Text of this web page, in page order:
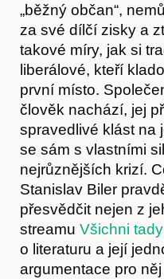
„běžný občan“,
za své dílčí zisky a
takové míry, jak si
liberálové, kteří
první místo.
člověk nachází, jej
spravedlivé klást na
se sám s vlastními
nejrůznějších krizí.
Stanislav Biler
přesvědčit nejen z
streamu Všichni
o literaturu a její
argumentace pro